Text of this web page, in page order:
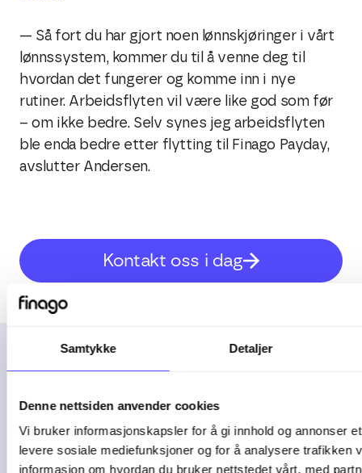
Samtykke Detaljer
Denne nettsiden anvender cookies
Vi bruker informasjonskapsler for å gi innhold og annonser
levere sosiale mediefunksjoner og for å analysere trafikken
informasjon om hvordan du bruker nettstedet vårt, med
— Så fort du har gjort noen lønnskjøringer i vårt
lønnssystem, kommer du til å venne deg til
hvordan det fungerer og komme inn i nye
rutiner. Arbeidsflyten vil være like god som før
– om ikke bedre. Selv synes jeg arbeidsflyten
ble enda bedre etter flytting til Finago Payday,
avslutter Andersen.
Kontakt oss i dag
Les videre